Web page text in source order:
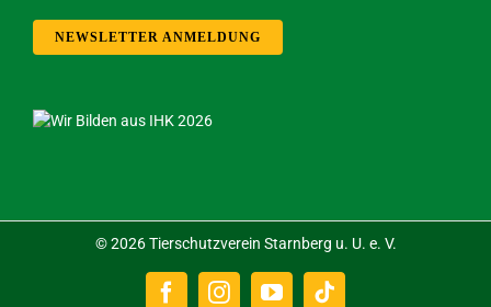
NEWSLETTER ANMELDUNG
©2026 Tierschutzverein Starnberg u. U. e. V.
FacebookInstagramYouTubeTiktok